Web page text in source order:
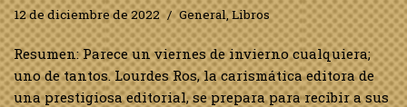
12 de diciembre de 2022 General,Libros
Resumen: Parece un viernes de invierno cualquiera;
uno de tantos. Lourdes Ros, la carismática editora de
una prestigiosa editorial, se prepara para recibir a sus